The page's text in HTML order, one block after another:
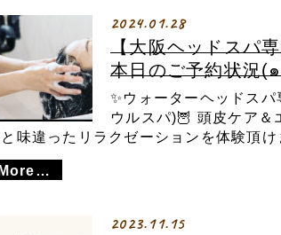
2024.01.28
【大阪ヘッドスパ専
✨ウォーターヘッドス
ウルスパ)🦉 頭皮ケア＆
味違ったリラクゼーションを体験頂
More…
2023.11.15